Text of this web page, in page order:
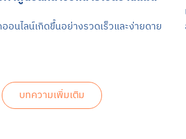
อนไลน์เกิดขึ้นอย่างรวดเร็วและง่ายดาย
บทความเพิ่มเติม